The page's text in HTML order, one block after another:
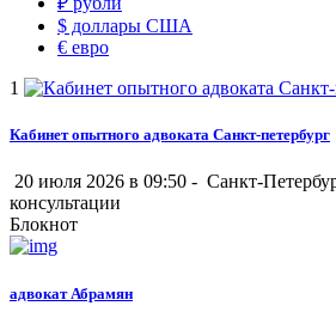
$ доллары США
€ евро
1
Кабинет опытного адвоката Санкт-петербург
20 июля 2026 в 09:50 - Санкт-
консультации
Блокнот
адвокат Абрамян